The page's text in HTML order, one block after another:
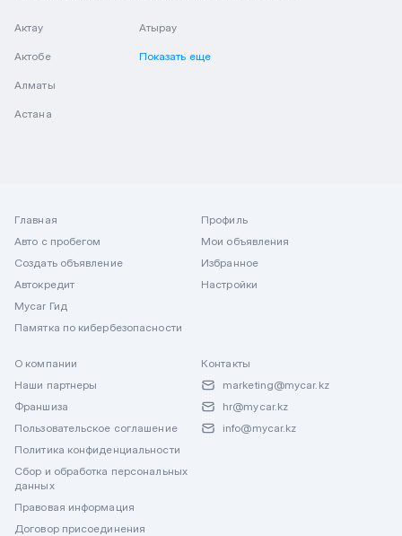
Актау
Актобе
Алматы
Астана
Атырау
Показать еще
Главная
Авто с пробегом
Создать объявление
Автокредит
Mycar Гид
Памятка по кибербезопасности
Профиль
Мои объявления
Избранное
Настройки
О компании
Наши партнеры
Франшиза
Пользовательское соглашение
Политика конфиденциальности
Сбор и обработка персональных
данных
Правовая информация
Договор присоединения
Контакты
marketing@mycar.kz
hr@mycar.kz
info@mycar.kz